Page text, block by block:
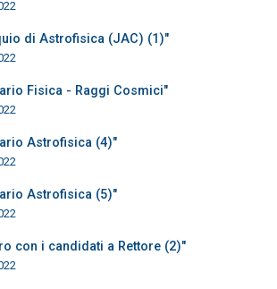
di Astrofisica (JAC) (1)"
Fisica - Raggi Cosmici"
Astrofisica (4)"
Astrofisica (5)"
con i candidati a Rettore (2)"